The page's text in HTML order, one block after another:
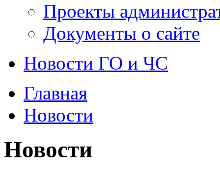
Проекты
Документы о сайте
Новости ГО и ЧС
Главная
Новости
Новости